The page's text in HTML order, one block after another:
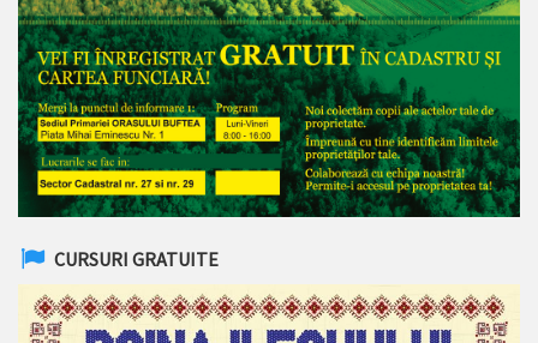
CURSURI GRATUITE